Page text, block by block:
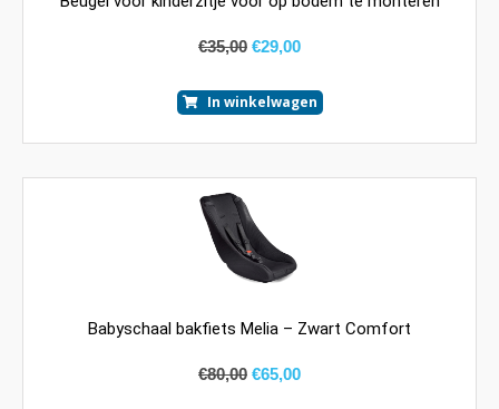
€35,00 €29,00
In winkelwagen
Babyschaal bakfiets Melia – Zwart Comfort
€80,00 €65,00